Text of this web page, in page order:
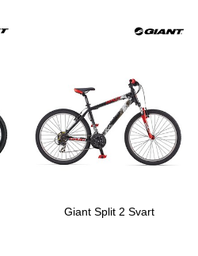
Giant Split 2 Svart